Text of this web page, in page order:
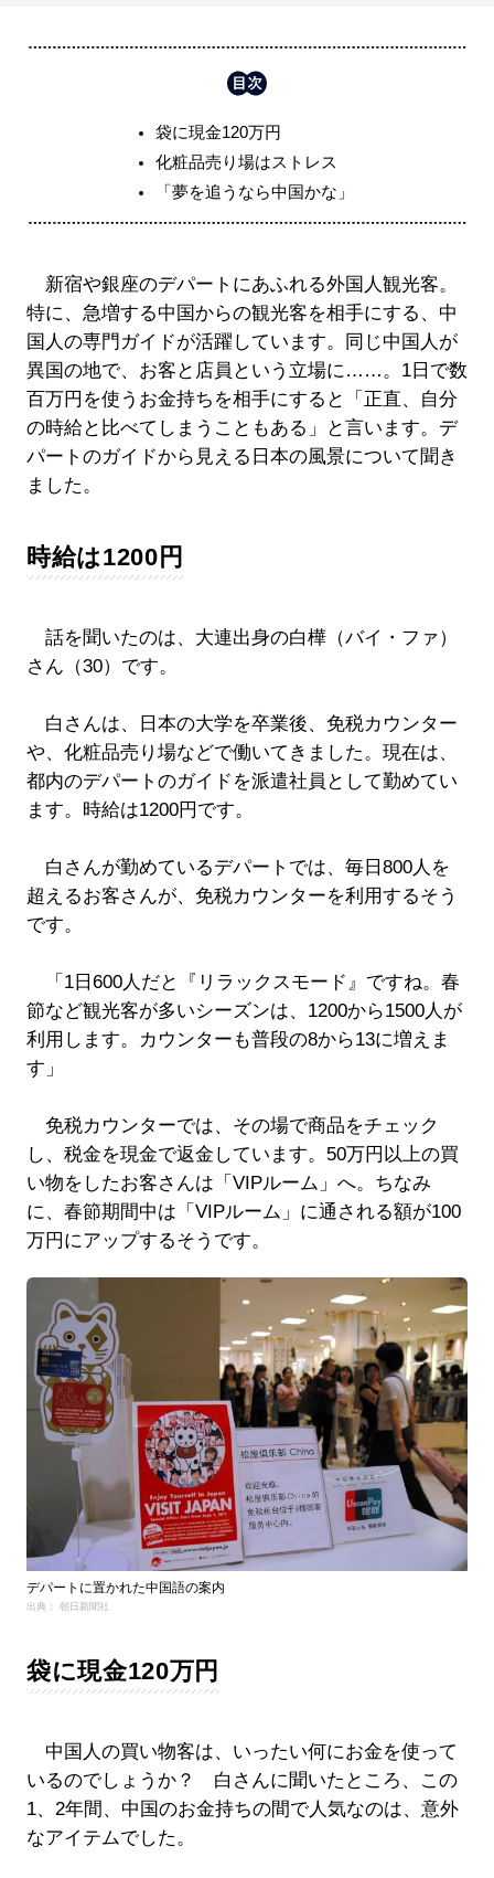
袋に現金120万円
化粧品売り場はストレス
「夢を追うなら中国かな」
新宿や銀座のデパートにあふれる外国人観光客。
特に、急増する中国からの観光客を相手にする、中
国人の専門ガイドが活躍しています。同じ中国人が
異国の地で、お客と店員という立場に……。1日で数
百万円を使うお金持ちを相手にすると「正直、自分
の時給と比べてしまうこともある」と言います。デ
パートのガイドから見える日本の風景について聞き
ました。
時給は1200円
話を聞いたのは、大連出身の白樺（バイ・ファ）
さん（30）です。
白さんは、日本の大学を卒業後、免税カウンター
や、化粧品売り場などで働いてきました。現在は、
都内のデパートのガイドを派遣社員として勤めてい
ます。時給は1200円です。
白さんが勤めているデパートでは、毎日800人を
超えるお客さんが、免税カウンターを利用するそう
です。
「1日600人だと『リラックスモード』ですね。春
節など観光客が多いシーズンは、1200から1500人が
利用します。カウンターも普段の8から13に増えま
す」
免税カウンターでは、その場で商品をチェック
し、税金を現金で返金しています。50万円以上の買
い物をしたお客さんは「VIPルーム」へ。ちなみ
に、春節期間中は「VIPルーム」に通される額が100
万円にアップするそうです。
デパートに置かれた中国語の案内
出典： 朝日新聞社
袋に現金120万円
中国人の買い物客は、いったい何にお金を使って
いるのでしょうか？ 白さんに聞いたところ、この
1、2年間、中国のお金持ちの間で人気なのは、意外
なアイテムでした。